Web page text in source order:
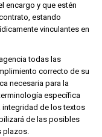
encargo y que estén
estando
vinculantes en
todas las
correcto de su
necesaria para la
específica
integridad de los textos
de las posibles
plazos.